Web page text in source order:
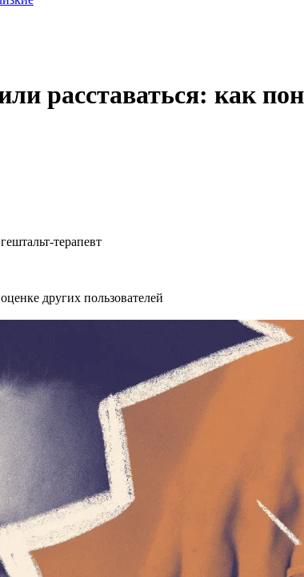
расставаться: как
терапевт
других пользователей